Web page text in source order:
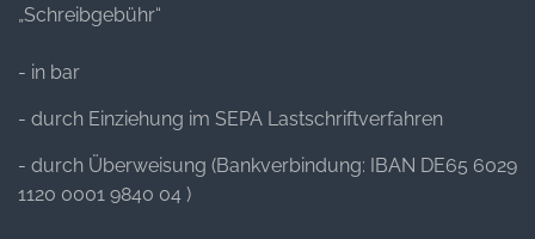
„Schreibgebühr“
- in bar
- durch Einziehung im SEPA Lastschriftverfahren
- durch Überweisung (Bankverbindung: IBAN DE65 6029
1120 0001 9840 04 )